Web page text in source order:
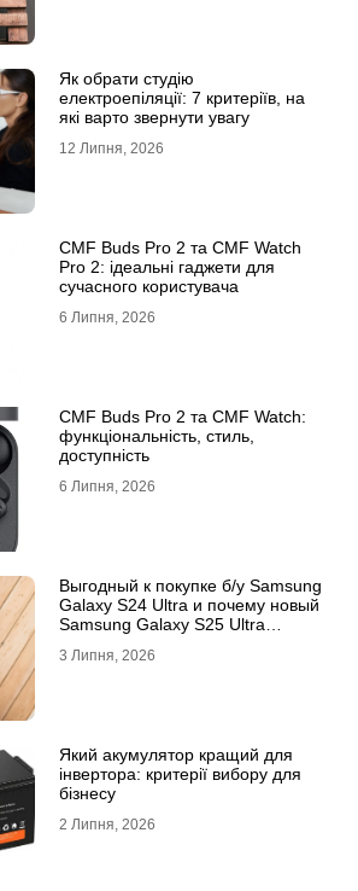
Як обрати студію
електроепіляції: 7 критеріїв, на
які варто звернути увагу
12 Липня, 2026
CMF Buds Pro 2 та CMF Watch
Pro 2: ідеальні гаджети для
сучасного користувача
6 Липня, 2026
CMF Buds Pro 2 та CMF Watch:
функціональність, стиль,
доступність
6 Липня, 2026
Выгодный к покупке б/у Samsung
Galaxy S24 Ultra и почему новый
Samsung Galaxy S25 Ultra
3 Липня, 2026
Який акумулятор кращий для
інвертора: критерії вибору для
бізнесу
2 Липня, 2026